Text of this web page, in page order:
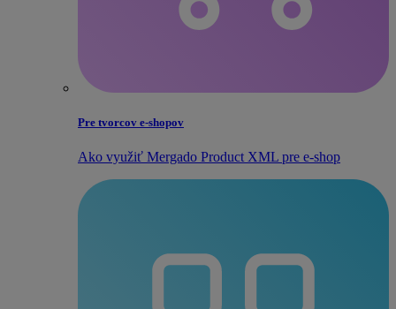
Pre tvorcov e‑shopov
Ako využiť Mergado Product XML pre e‑shop